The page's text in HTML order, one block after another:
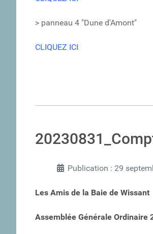
> panneau 4 "Dune d'Amont"
CLIQUEZ ICI
Publication : 29
Les Amis de la Baie de Wissant
Assemblée Générale Ordinaire